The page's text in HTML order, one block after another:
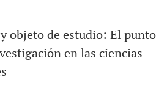
objeto de estudio: El punto
en las ciencias